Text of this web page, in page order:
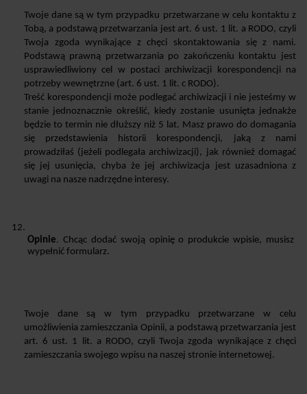
Twoje dane są w tym przypadku przetwarzane w celu kontaktu z
Tobą, a podstawą przetwarzania jest art. 6 ust. 1 lit. a RODO, czyli
Twoja zgoda wynikające z chęci skontaktowania się z nami.
Podstawą prawną przetwarzania po zakończeniu kontaktu jest
usprawiedliwiony cel w postaci archiwizacji korespondencji na
potrzeby wewnętrzne (art. 6 ust. 1 lit. c RODO).
Treść korespondencji może podlegać archiwizacji i nie jesteśmy w
stanie jednoznacznie określić, kiedy zostanie usunięta jednakże
będzie to termin nie dłuższy niż 5 lat. Masz prawo do domagania
się przedstawienia historii korespondencji, jaką z nami
prowadziłaś (jeżeli podlegała archiwizacji), jak również domagać
się jej usunięcia, chyba że jej archiwizacja jest uzasadniona z
uwagi na nasze nadrzędne interesy.
Opinie. Chcąc dodać swoją opinię o produkcie wpisie, musisz
wypełnić formularz.
Twoje dane są w tym przypadku przetwarzane w celu
umożliwienia zamieszczania Opinii, a podstawą przetwarzania jest
art. 6 ust. 1 lit. a RODO, czyli Twoja zgoda wynikające z chęci
zamieszczania swojego wpisu na naszej stronie internetowej.